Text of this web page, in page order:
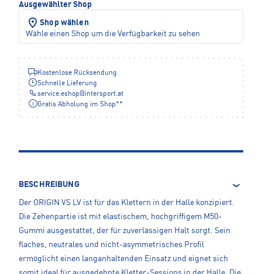
Ausgewählter Shop
Shop wählen
Wähle einen Shop um die Verfügbarkeit zu sehen
Kostenlose Rücksendung
Schnelle Lieferung
service.eshop@ intersport.at
Gratis Abholung im Shop**
BESCHREIBUNG
Der ORIGIN VS LV ist für das Klettern in der Halle konzipiert.
Die Zehenpartie ist mit elastischem, hochgriffigem M50-
Gummi ausgestattet, der für zuverlässigen Halt sorgt. Sein
flaches, neutrales und nicht-asymmetrisches Profil
ermöglicht einen langanhaltenden Einsatz und eignet sich